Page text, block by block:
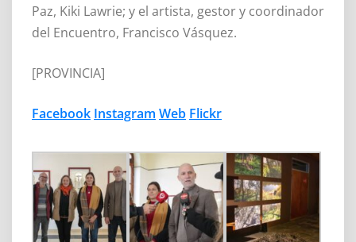
Paz, Kiki Lawrie; y el artista, gestor y coordinador
del Encuentro, Francisco Vásquez.
[PROVINCIA]
Facebook Instagram Web Flickr